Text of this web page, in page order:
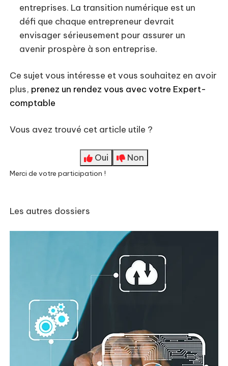
entreprises. La transition numérique est un
défi que chaque entrepreneur devrait
envisager sérieusement pour assurer un
avenir prospère à son entreprise.
Ce sujet vous intéresse et vous souhaitez en avoir
plus, prenez un rendez vous avec votre Expert-
comptable
Vous avez trouvé cet article utile ?
Oui Non
Merci de votre participation !
Les autres dossiers